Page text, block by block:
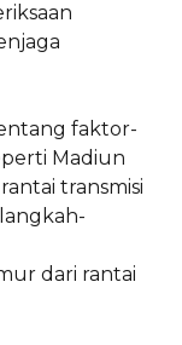
faktor-
Madiun
transmisi
dari rantai